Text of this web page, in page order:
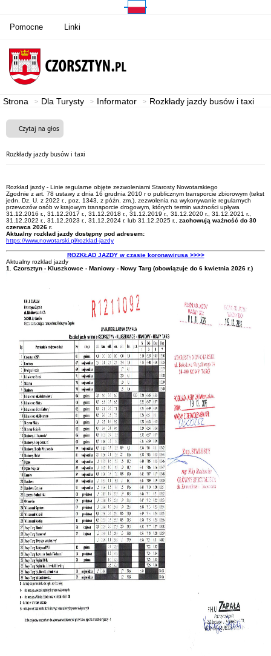
Pomocne Linki
Strona Dla Turysty Informator Rozkłady jazdy busów i taxi
Czytaj na głos
Rozkłady jazdy busów i taxi
Rozkład jazdy - Linie regularne objęte zezwoleniami Starosty Nowotarskiego
Zgodnie z art. 78 ustawy z dnia 16 grudnia 2010 r o publicznym transporcie zbiorowym (tekst
jedn. Dz. U. z 2022 r., poz. 1343, z późn. zm.), zezwolenia na wykonywanie regularnych
przewozów osób w krajowym transporcie drogowym, których termin ważności upływa
31.12.2016 r., 31.12.2017 r., 31.12.2018 r., 31.12.2019 r., 31.12.2020 r., 31.12.2021 r.,
31.12.2022 r., 31.12.2023 r., 31.12.2024 r. lub 31.12.2025 r., zachowują ważność do 30
czerwca 2026 r.
Aktualny rozkład jazdy dostępny pod adresem:
https://www.nowotarski.pl/rozklad-jazdy
ROZKŁAD JAZDY w czasie koronawirusa >>>>
Aktualny rozklad jazdy
1. Czorsztyn - Kluszkowce - Maniowy - Nowy Targ (obowiązuje do 6 kwietnia 2026 r.)